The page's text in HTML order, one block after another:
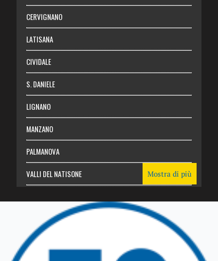
Abbonati
Login
CERVIGNANO
LATISANA
CIVIDALE
S. DANIELE
LIGNANO
MANZANO
PALMANOVA
VALLI DEL NATISONE
TRICESIMO
TARCENTO
Mostra di più